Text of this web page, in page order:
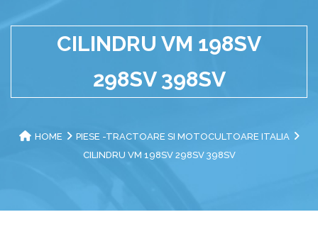
CILINDRU VM 198SV
298SV 398SV
HOME
PIESE -TRACTOARE SI MOTOCULTOARE ITALIA
CILINDRU VM 198SV 298SV 398SV